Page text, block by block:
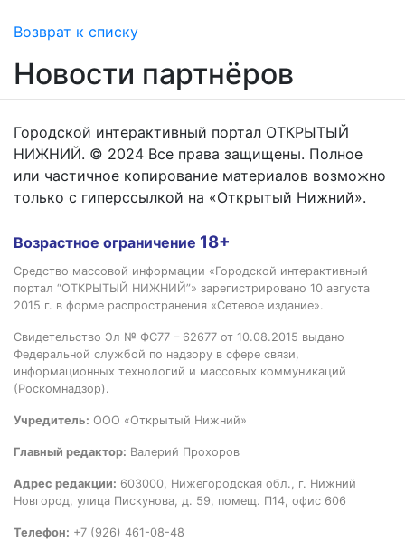
Возврат к списку
Новости партнёров
Городской интерактивный портал ОТКРЫТЫЙ
НИЖНИЙ. © 2024 Все права защищены. Полное
или частичное копирование материалов возможно
только с гиперссылкой на «Открытый Нижний».
Возрастное ограничение 18+
Средство массовой информации «Городской интерактивный
портал “ОТКРЫТЫЙ НИЖНИЙ”» зарегистрировано 10 августа
2015 г. в форме распространения «Сетевое издание».
Свидетельство Эл № ФС77 – 62677 от 10.08.2015 выдано
Федеральной службой по надзору в сфере связи,
информационных технологий и массовых коммуникаций
(Роскомнадзор).
Учредитель: ООО «Открытый Нижний»
Главный редактор: Валерий Прохоров
Адрес редакции: 603000, Нижегородская обл., г. Нижний
Новгород, улица Пискунова, д. 59, помещ. П14, офис 606
Телефон: +7 (926) 461-08-48